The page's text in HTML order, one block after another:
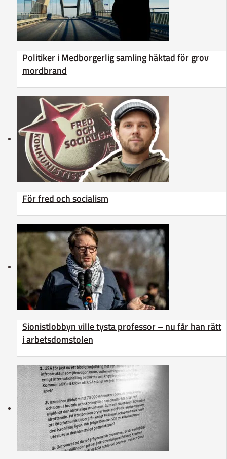
Politiker i Medborgerlig samling häktad för grov
mordbrand
För fred och socialism
Sionistlobbyn ville tysta professor – nu får han rätt
i arbetsdomstolen